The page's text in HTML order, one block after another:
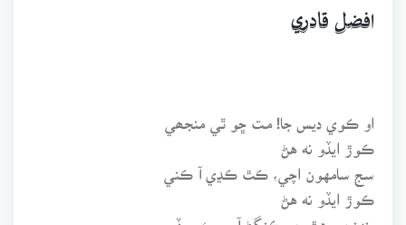
افضل قادري
او ڪوي ديس جا! مـت ڇو ٿي منجھي
ڪوڙ ايڏو نه هڻ
سج سامهون اچي، ڪٿ ڪڍي آ ڪني
ڪوڙ ايڏو نه هڻ
پنهنجي هٿ جو ڪنگڻ آرسيءَ ۾ ڏسي